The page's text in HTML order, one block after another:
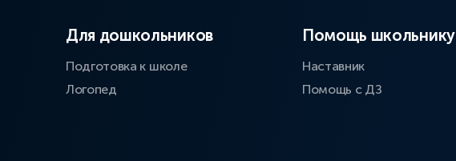
Для дошкольников
Подготовка к школе
Логопед
Помощь школьнику
Наставник
Помощь с ДЗ